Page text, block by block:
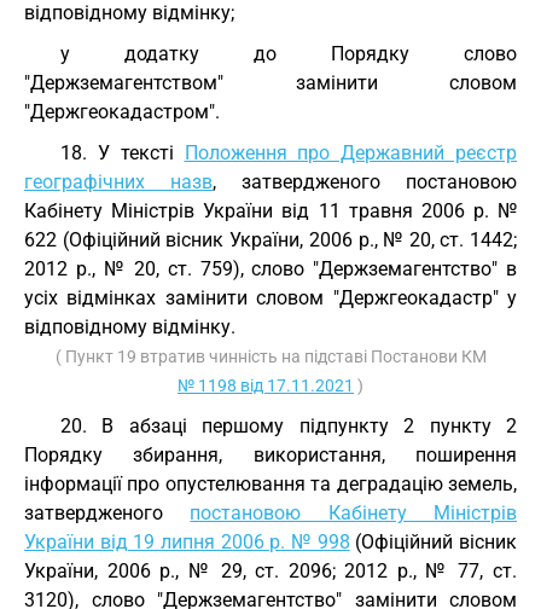
відповідному відмінку;
у додатку до Порядку слово
"Держземагентством" замінити словом
"Держгеокадастром".
18. У тексті Положення про Державний реєстр
географічних назв, затвердженого постановою
Кабінету Міністрів України від 11 травня 2006 р. №
622 (Офіційний вісник України, 2006 р., № 20, ст. 1442;
2012 р., № 20, ст. 759), слово "Держземагентство" в
усіх відмінках замінити словом "Держгеокадастр" у
відповідному відмінку.
( Пункт 19 втратив чинність на підставі Постанови КМ
№ 1198 від 17.11.2021 )
20. В абзаці першому підпункту 2 пункту 2
Порядку збирання, використання, поширення
інформації про опустелювання та деградацію земель,
затвердженого постановою Кабінету Міністрів
України від 19 липня 2006 р. № 998 (Офіційний вісник
України, 2006 р., № 29, ст. 2096; 2012 р., № 77, ст.
3120), слово "Держземагентство" замінити словом